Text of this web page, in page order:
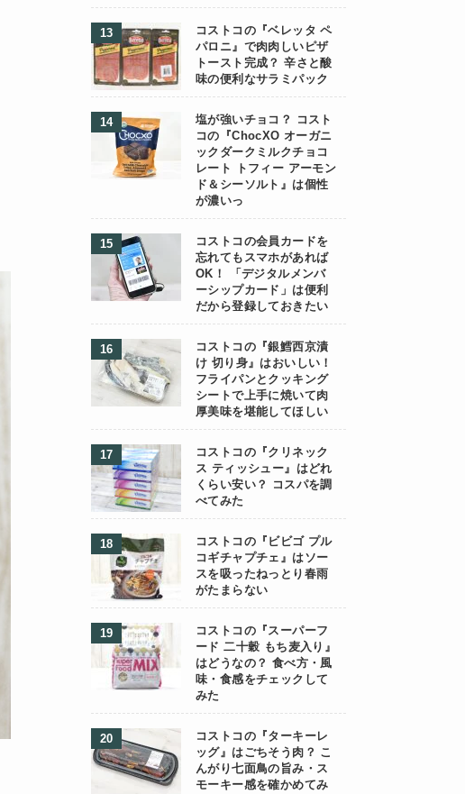
コストコの『ベレッタ ペ
パロニ』で肉肉しいピザ
トースト完成？ 辛さと酸
味の便利なサラミパック
塩が強いチョコ？ コスト
コの『ChocXO オーガニ
ックダークミルクチョコ
レート トフィー アーモン
ド＆シーソルト』は個性
が濃いっ
コストコの会員カードを
忘れてもスマホがあれば
OK！ 「デジタルメンバ
ーシップカード」は便利
だから登録しておきたい
コストコの『銀鱈西京漬
け 切り身』はおいしい！
フライパンとクッキング
シートで上手に焼いて肉
厚美味を堪能してほしい
コストコの『クリネック
ス ティッシュー』はどれ
くらい安い？ コスパを調
べてみた
コストコの『ビビゴ プル
コギチャプチェ』はソー
スを吸ったねっとり春雨
がたまらない
コストコの『スーパーフ
ード 二十穀 もち麦入り』
はどうなの？ 食べ方・風
味・食感をチェックして
みた
コストコの『ターキーレ
ッグ』はごちそう肉？ こ
んがり七面鳥の旨み・ス
モーキー感を確かめてみ